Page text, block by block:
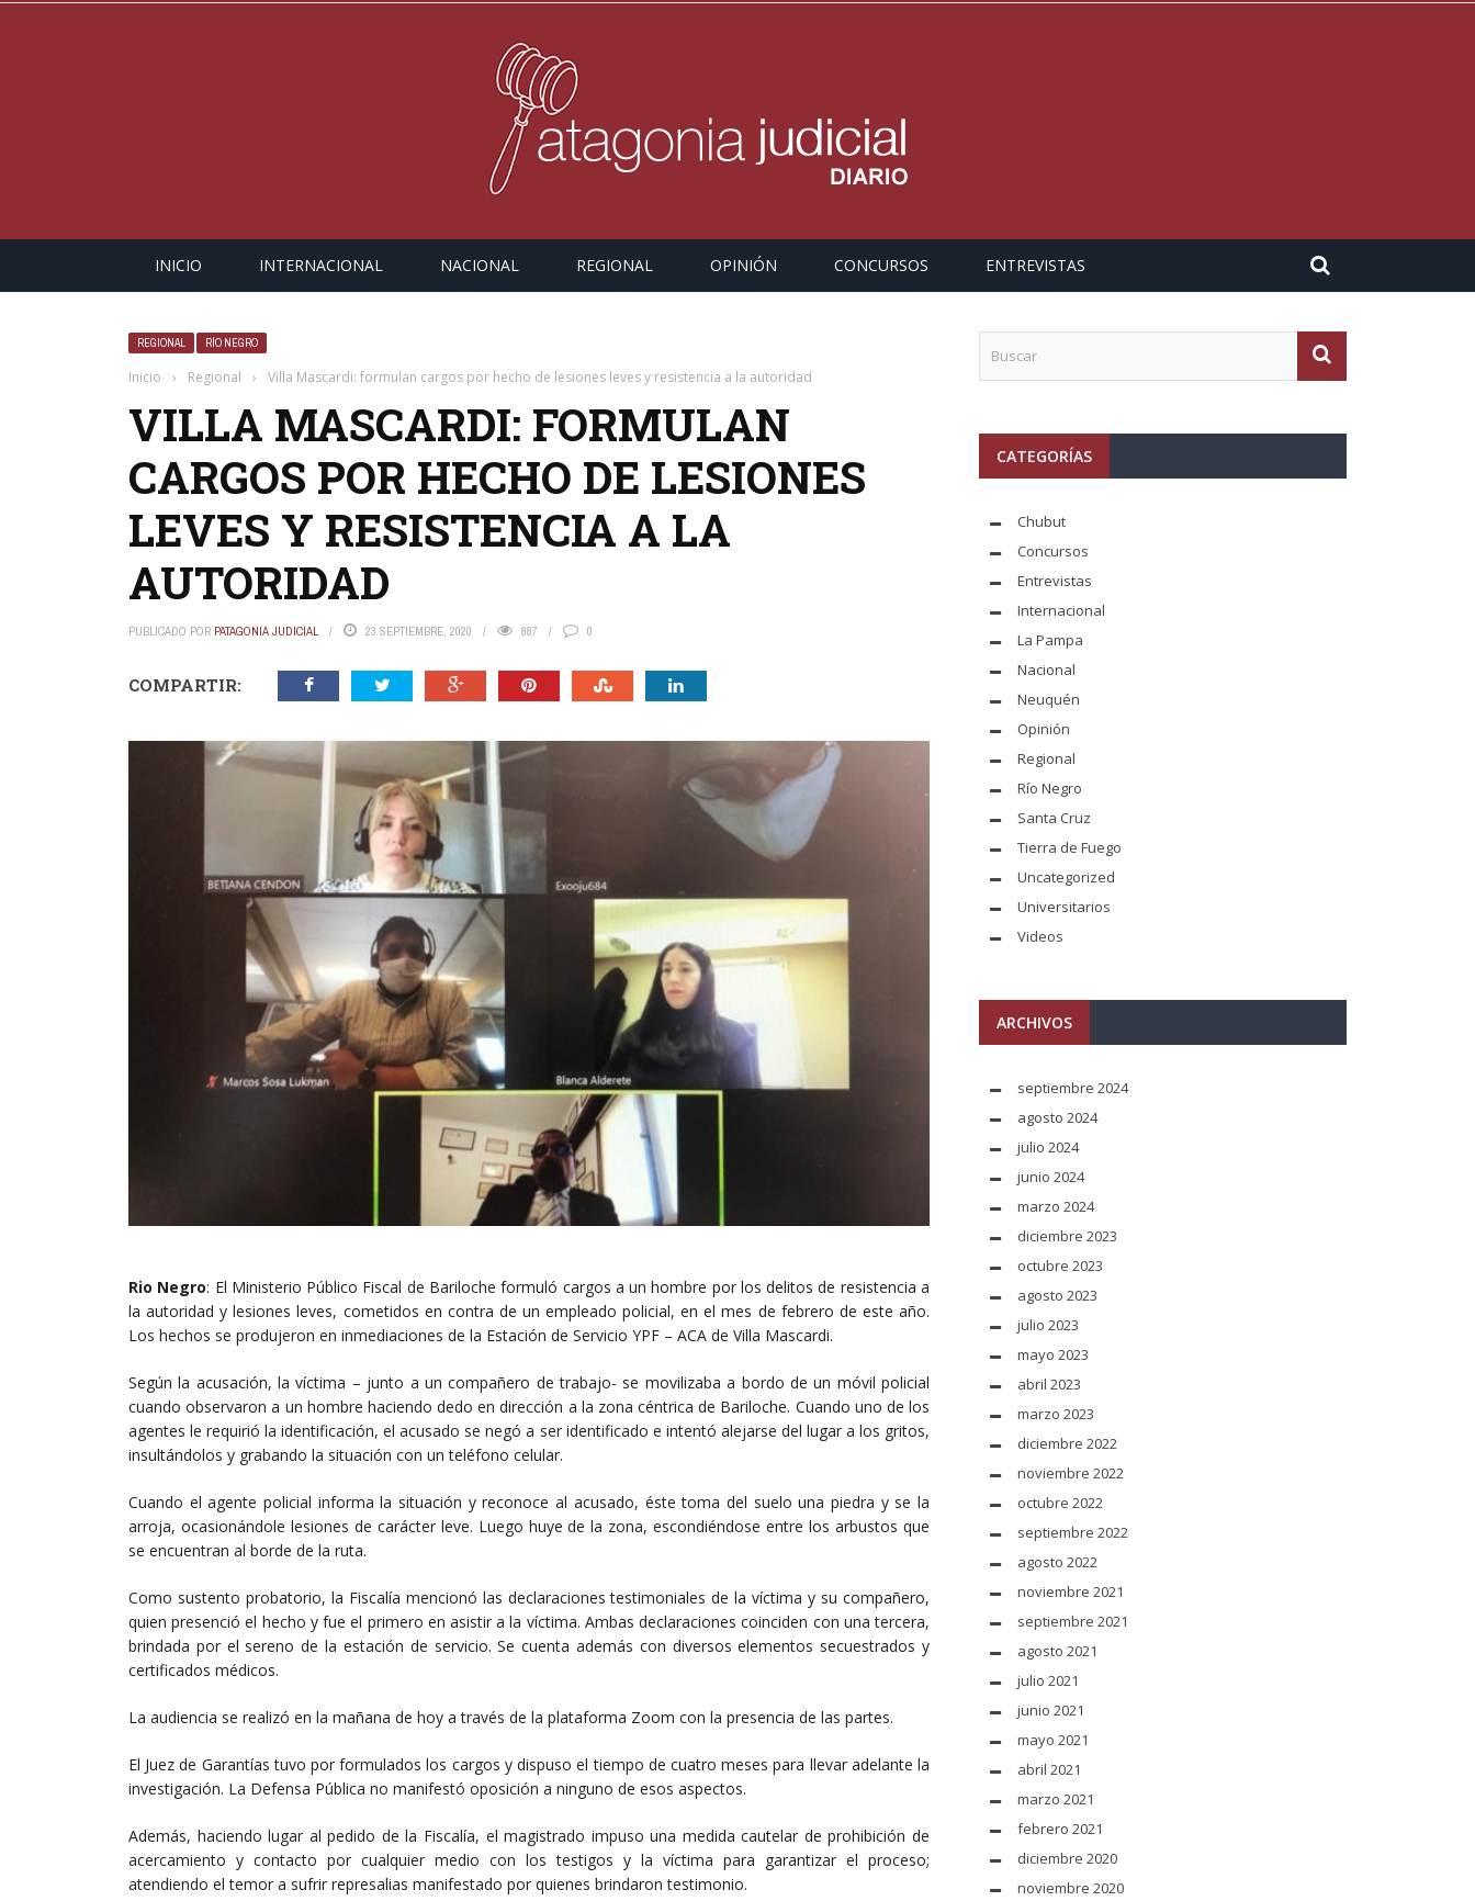
INICIO INTERNACIONAL NACIONAL REGIONAL OPINIÓN CONCURSOS ENTREVISTAS
REGIONAL RÍO NEGRO
Inicio › Regional › Villa Mascardi: formulan cargos por hecho de lesiones leves y resistencia a la autoridad
VILLA MASCARDI: FORMULAN
CARGOS POR HECHO DE LESIONES
LEVES Y RESISTENCIA A LA
AUTORIDAD
PUBLICADO POR PATAGONIA JUDICIAL 23 SEPTIEMBRE, 2020 887 0
COMPARTIR:
Rio Negro: El Ministerio Público Fiscal de Bariloche formuló cargos a un hombre por los delitos de resistencia a
la autoridad y lesiones leves, cometidos en contra de un empleado policial, en el mes de febrero de este año.
Los hechos se produjeron en inmediaciones de la Estación de Servicio YPF – ACA de Villa Mascardi.
Según la acusación, la víctima – junto a un compañero de trabajo- se movilizaba a bordo de un móvil policial
cuando observaron a un hombre haciendo dedo en dirección a la zona céntrica de Bariloche. Cuando uno de los
agentes le requirió la identificación, el acusado se negó a ser identificado e intentó alejarse del lugar a los gritos,
insultándolos y grabando la situación con un teléfono celular.
Cuando el agente policial informa la situación y reconoce al acusado, éste toma del suelo una piedra y se la
arroja, ocasionándole lesiones de carácter leve. Luego huye de la zona, escondiéndose entre los arbustos que
se encuentran al borde de la ruta.
Como sustento probatorio, la Fiscalía mencionó las declaraciones testimoniales de la víctima y su compañero,
quien presenció el hecho y fue el primero en asistir a la víctima. Ambas declaraciones coinciden con una tercera,
brindada por el sereno de la estación de servicio. Se cuenta además con diversos elementos secuestrados y
certificados médicos.
La audiencia se realizó en la mañana de hoy a través de la plataforma Zoom con la presencia de las partes.
El Juez de Garantías tuvo por formulados los cargos y dispuso el tiempo de cuatro meses para llevar adelante la
investigación. La Defensa Pública no manifestó oposición a ninguno de esos aspectos.
Además, haciendo lugar al pedido de la Fiscalía, el magistrado impuso una medida cautelar de prohibición de
acercamiento y contacto por cualquier medio con los testigos y la víctima para garantizar el proceso;
atendiendo el temor a sufrir represalias manifestado por quienes brindaron testimonio.
CATEGORÍAS
Chubut
Concursos
Entrevistas
Internacional
La Pampa
Nacional
Neuquén
Opinión
Regional
Río Negro
Santa Cruz
Tierra de Fuego
Uncategorized
Universitarios
Videos
ARCHIVOS
septiembre 2024
agosto 2024
julio 2024
junio 2024
marzo 2024
diciembre 2023
octubre 2023
agosto 2023
julio 2023
mayo 2023
abril 2023
marzo 2023
diciembre 2022
noviembre 2022
octubre 2022
septiembre 2022
agosto 2022
noviembre 2021
septiembre 2021
agosto 2021
julio 2021
junio 2021
mayo 2021
abril 2021
marzo 2021
febrero 2021
diciembre 2020
noviembre 2020